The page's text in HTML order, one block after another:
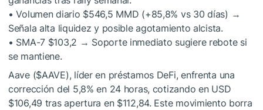
• Volumen diario $546,5 MMD (+85,8% vs 30 días) →
Señala alta liquidez y posible agotamiento alcista.
• SMA-7 $103,2 → Soporte inmediato sugiere rebote si
se mantiene.
Aave ($AAVE), líder en préstamos DeFi, enfrenta una
corrección del 5,8% en 24 horas, cotizando en USD
$106,49 tras apertura en $112,84. Este movimiento borra